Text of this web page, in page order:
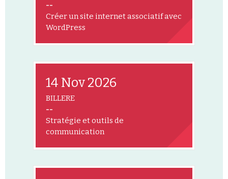
--
Créer un site internet associatif avec
WordPress
14 Nov 2026
BILLERE
--
Stratégie et outils de
communication